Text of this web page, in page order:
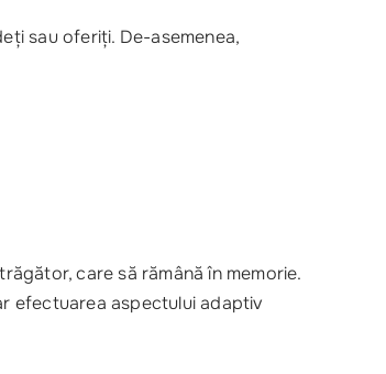
sau oferiți. De-asemenea,
care să rămână în memorie.
efectuarea aspectului adaptiv